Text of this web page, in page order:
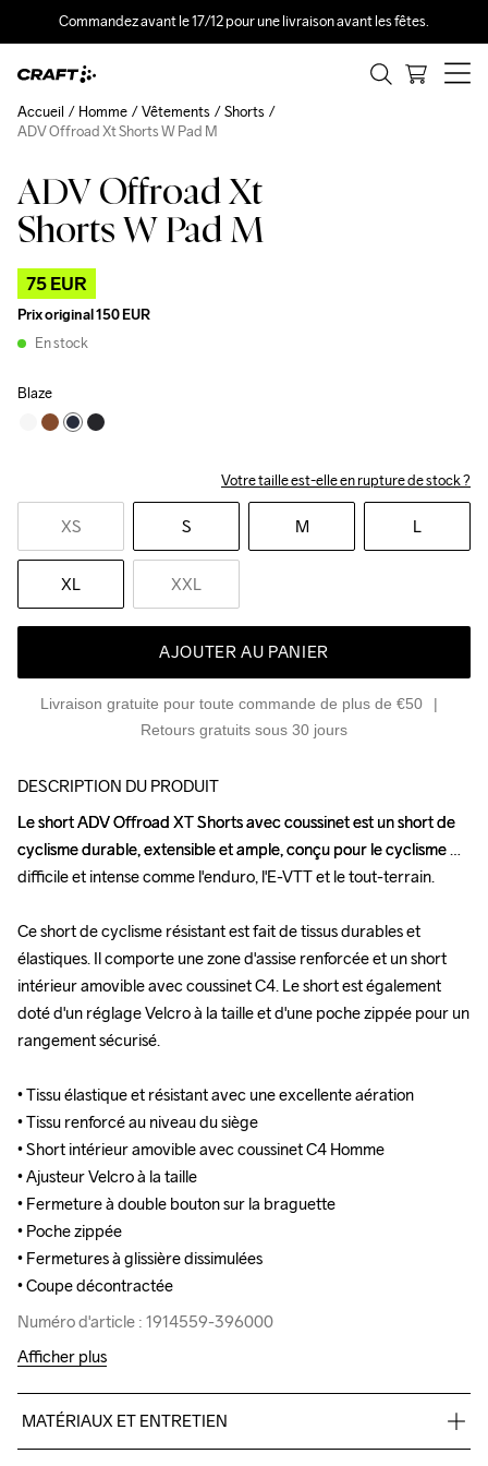
Commandez avant le 17/12 pour une livraison avant les fêtes.
ADV Offroad Xt
Shorts W Pad M
75 EUR
Prix original150 EUR
En stock
Blaze
Votre taille est-elle en rupture de stock ?
XS S M L
XL XXL
AJOUTER AU PANIER
Livraison gratuite pour toute commande de plus de €50
Retours gratuits sous 30 jours
Accueil Homme Vêtements
Shorts
ADV Offroad Xt Shorts W Pad M
Outlet
DESCRIPTION DU PRODUIT
Le short ADV Offroad XT Shorts avec coussinet est un short de
cyclisme durable, extensible et ample, conçu pour le cyclisme
difficile et intense comme l'enduro, l'E-VTT et le tout-terrain.
Ce short de cyclisme résistant est fait de tissus durables et
élastiques. Il comporte une zone d'assise renforcée et un short
intérieur amovible avec coussinet C4. Le short est également
doté d'un réglage Velcro à la taille et d'une poche zippée pour un
rangement sécurisé.
• Tissu élastique et résistant avec une excellente aération
• Tissu renforcé au niveau du siège
• Short intérieur amovible avec coussinet C4 Homme
• Ajusteur Velcro à la taille
• Fermeture à double bouton sur la braguette
• Poche zippée
• Fermetures à glissière dissimulées
• Coupe décontractée
Numéro d'article : 1914559-396000
Le short ADV Offroad XT Shorts avec coussinet est un short de
cyclisme durable, extensible et ample, conçu pour le cyclisme
difficile et intense comme l'enduro, l'E-VTT et le tout-terrain.
Ce short de cyclisme résistant est fait de tissus durables et
élastiques. Il comporte une zone d'assise renforcée et un short
intérieur amovible avec coussinet C4. Le short est également
doté d'un réglage Velcro à la taille et d'une poche zippée pour un
rangement sécurisé.
• Tissu élastique et résistant avec une excellente aération
• Tissu renforcé au niveau du siège
• Short intérieur amovible avec coussinet C4 Homme
• Ajusteur Velcro à la taille
• Fermeture à double bouton sur la braguette
• Poche zippée
• Fermetures à glissière dissimulées
• Coupe décontractée
Numéro d'article : 1914559-396000
Afficher plus
MATÉRIAUX ET ENTRETIEN